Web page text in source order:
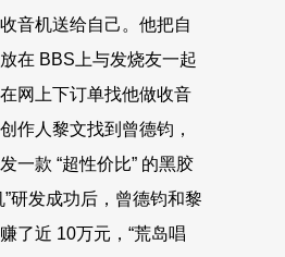
音机送给自己。他把自
在 BBS上与发烧友一起
网上下订单找他做收音
作人黎文找到曾德钧，
一款 “超性价比” 的黑胶
”研发成功后，曾德钧和黎
了近 10万元，“荒岛唱